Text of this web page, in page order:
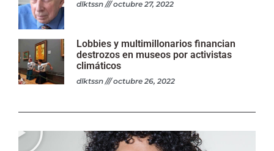
dlktssn octubre 27, 2022
Lobbies y multimillonarios financian
destrozos en museos por activistas
climáticos
dlktssn octubre 26, 2022